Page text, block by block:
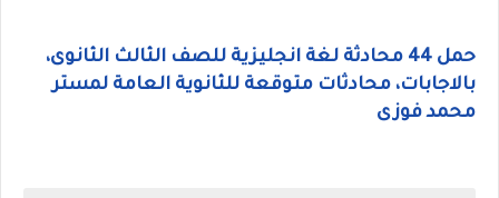
حمل 44 محادثة لغة انجليزية للصف الثالث الثانوى،
بالاجابات، محادثات متوقعة للثانوية العامة لمستر
محمد فوزى